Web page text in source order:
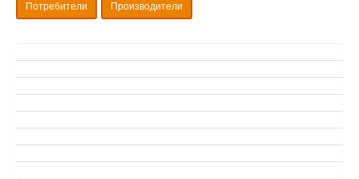
Потребители Производители